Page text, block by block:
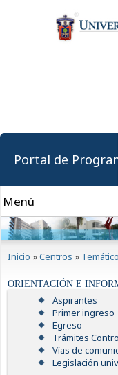
Portal de
Inicio »Centros »
ORIENTACIÓN E
Aspirantes
Primer ingreso
Egreso
Trámites
Vías de
Legislación